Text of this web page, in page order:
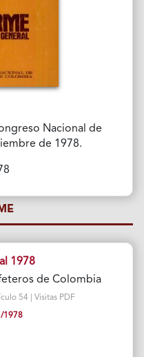
Nacional de
de 1978.
1978
de Colombia
54 | Visitas PDF
1978